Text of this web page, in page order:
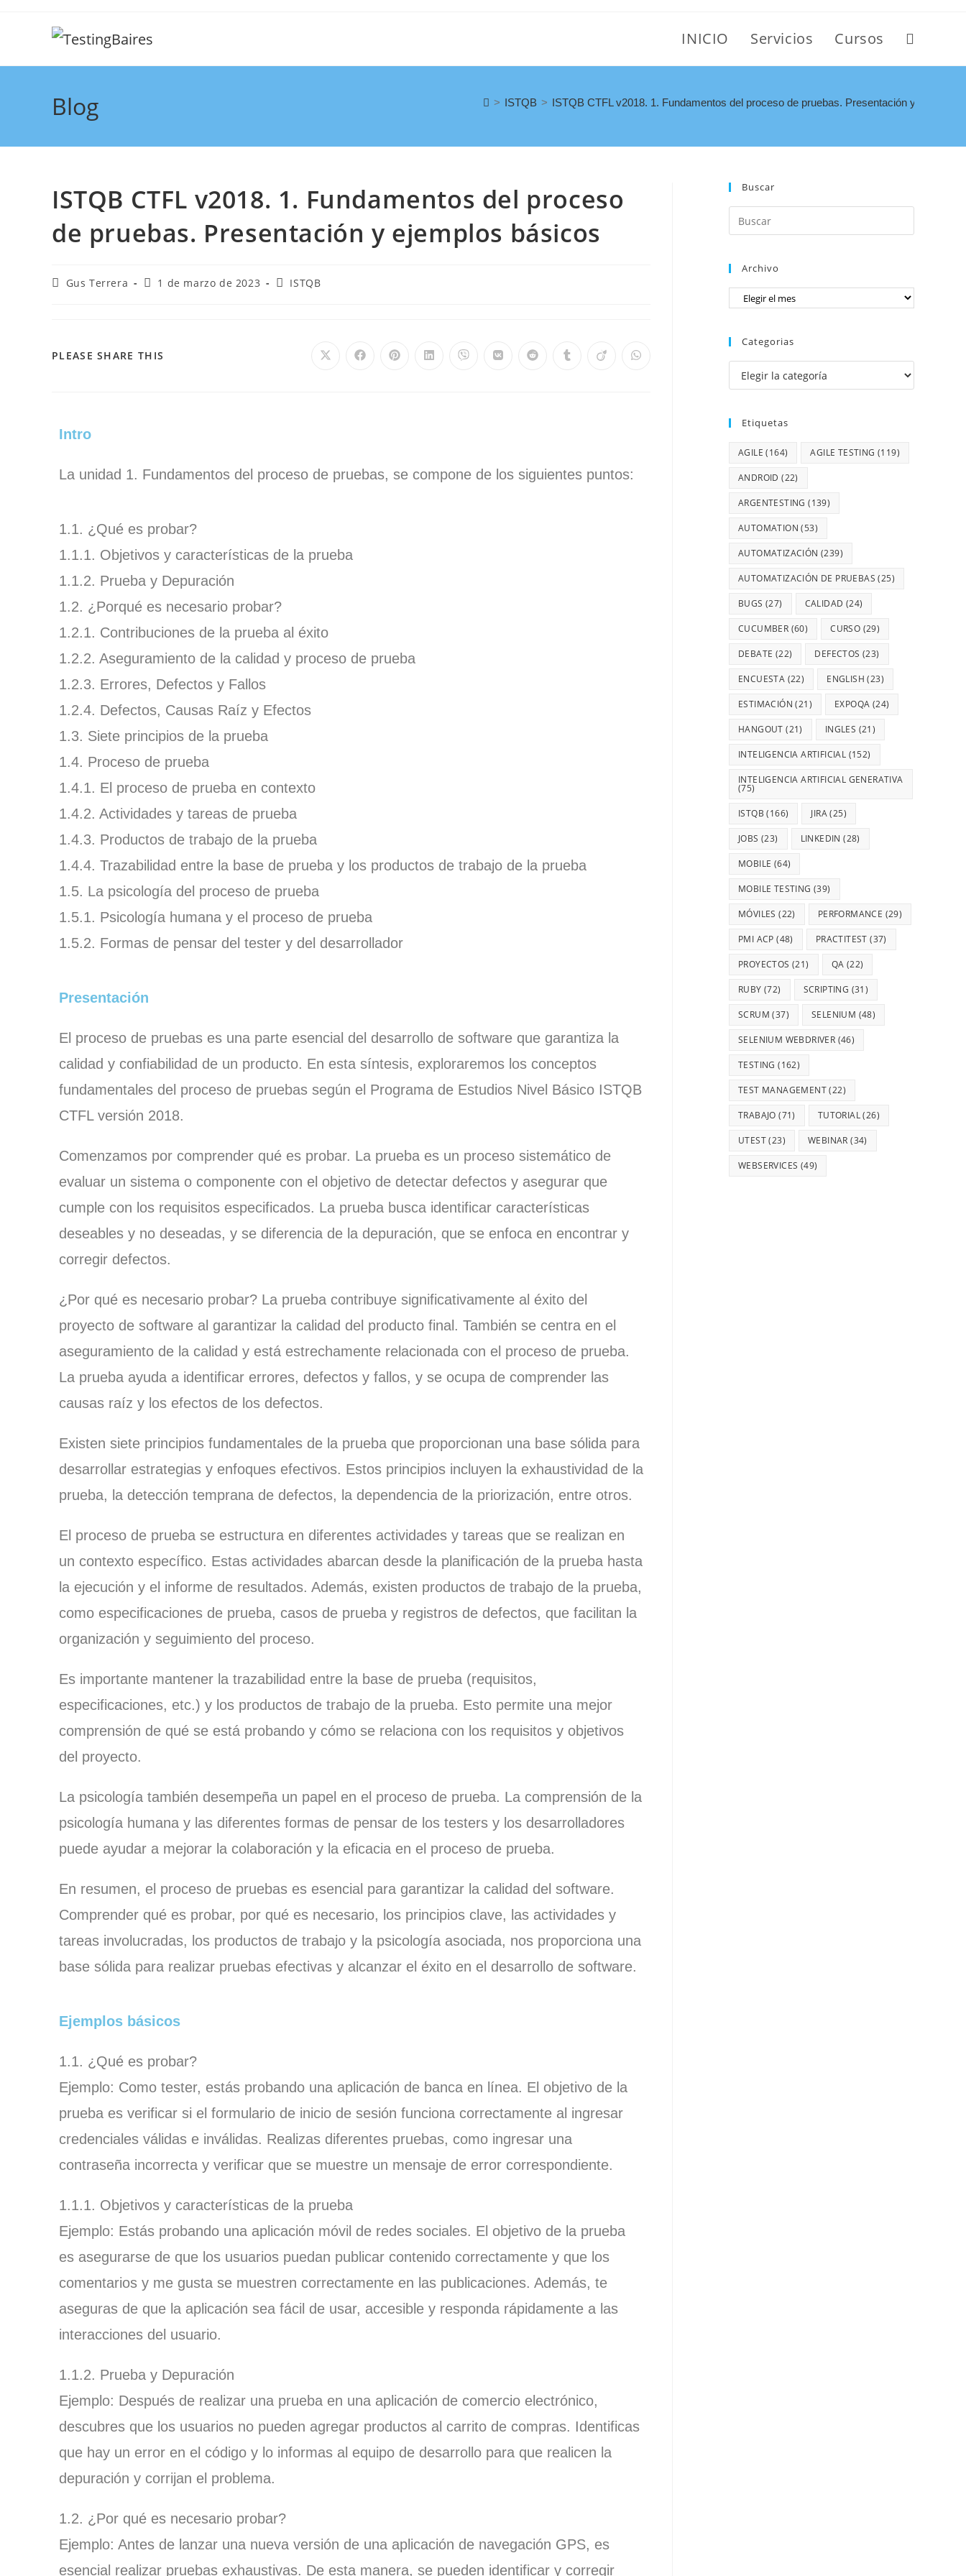
INICIO Servicios Cursos
Blog > ISTQB > ISTQB CTFL v2018. 1. Fundamentos del proceso de pruebas. Presentación y ejemplos
ISTQB CTFL v2018. 1. Fundamentos del proceso
de pruebas. Presentación y ejemplos básicos
Gus Terrera 1 de marzo de 2023 ISTQB
PLEASE SHARE THIS
Intro
La unidad 1. Fundamentos del proceso de pruebas, se compone de los siguientes puntos:
1.1. ¿Qué es probar?
1.1.1. Objetivos y características de la prueba
1.1.2. Prueba y Depuración
1.2. ¿Porqué es necesario probar?
1.2.1. Contribuciones de la prueba al éxito
1.2.2. Aseguramiento de la calidad y proceso de prueba
1.2.3. Errores, Defectos y Fallos
1.2.4. Defectos, Causas Raíz y Efectos
1.3. Siete principios de la prueba
1.4. Proceso de prueba
1.4.1. El proceso de prueba en contexto
1.4.2. Actividades y tareas de prueba
1.4.3. Productos de trabajo de la prueba
1.4.4. Trazabilidad entre la base de prueba y los productos de trabajo de la prueba
1.5. La psicología del proceso de prueba
1.5.1. Psicología humana y el proceso de prueba
1.5.2. Formas de pensar del tester y del desarrollador
Presentación
El proceso de pruebas es una parte esencial del desarrollo de software que garantiza la
calidad y confiabilidad de un producto. En esta síntesis, exploraremos los conceptos
fundamentales del proceso de pruebas según el Programa de Estudios Nivel Básico ISTQB
CTFL versión 2018.
Comenzamos por comprender qué es probar. La prueba es un proceso sistemático de
evaluar un sistema o componente con el objetivo de detectar defectos y asegurar que
cumple con los requisitos especificados. La prueba busca identificar características
deseables y no deseadas, y se diferencia de la depuración, que se enfoca en encontrar y
corregir defectos.
¿Por qué es necesario probar? La prueba contribuye significativamente al éxito del
proyecto de software al garantizar la calidad del producto final. También se centra en el
aseguramiento de la calidad y está estrechamente relacionada con el proceso de prueba.
La prueba ayuda a identificar errores, defectos y fallos, y se ocupa de comprender las
causas raíz y los efectos de los defectos.
Existen siete principios fundamentales de la prueba que proporcionan una base sólida para
desarrollar estrategias y enfoques efectivos. Estos principios incluyen la exhaustividad de la
prueba, la detección temprana de defectos, la dependencia de la priorización, entre otros.
El proceso de prueba se estructura en diferentes actividades y tareas que se realizan en
un contexto específico. Estas actividades abarcan desde la planificación de la prueba hasta
la ejecución y el informe de resultados. Además, existen productos de trabajo de la prueba,
como especificaciones de prueba, casos de prueba y registros de defectos, que facilitan la
organización y seguimiento del proceso.
Es importante mantener la trazabilidad entre la base de prueba (requisitos,
especificaciones, etc.) y los productos de trabajo de la prueba. Esto permite una mejor
comprensión de qué se está probando y cómo se relaciona con los requisitos y objetivos
del proyecto.
La psicología también desempeña un papel en el proceso de prueba. La comprensión de la
psicología humana y las diferentes formas de pensar de los testers y los desarrolladores
puede ayudar a mejorar la colaboración y la eficacia en el proceso de prueba.
En resumen, el proceso de pruebas es esencial para garantizar la calidad del software.
Comprender qué es probar, por qué es necesario, los principios clave, las actividades y
tareas involucradas, los productos de trabajo y la psicología asociada, nos proporciona una
base sólida para realizar pruebas efectivas y alcanzar el éxito en el desarrollo de software.
Ejemplos básicos
1.1. ¿Qué es probar?
Ejemplo: Como tester, estás probando una aplicación de banca en línea. El objetivo de la
prueba es verificar si el formulario de inicio de sesión funciona correctamente al ingresar
credenciales válidas e inválidas. Realizas diferentes pruebas, como ingresar una
contraseña incorrecta y verificar que se muestre un mensaje de error correspondiente.
1.1.1. Objetivos y características de la prueba
Ejemplo: Estás probando una aplicación móvil de redes sociales. El objetivo de la prueba
es asegurarse de que los usuarios puedan publicar contenido correctamente y que los
comentarios y me gusta se muestren correctamente en las publicaciones. Además, te
aseguras de que la aplicación sea fácil de usar, accesible y responda rápidamente a las
interacciones del usuario.
1.1.2. Prueba y Depuración
Ejemplo: Después de realizar una prueba en una aplicación de comercio electrónico,
descubres que los usuarios no pueden agregar productos al carrito de compras. Identificas
que hay un error en el código y lo informas al equipo de desarrollo para que realicen la
depuración y corrijan el problema.
1.2. ¿Por qué es necesario probar?
Ejemplo: Antes de lanzar una nueva versión de una aplicación de navegación GPS, es
esencial realizar pruebas exhaustivas. De esta manera, se pueden identificar y corregir
Buscar
Archivo
Categorias
Etiquetas
AGILE (164) AGILE TESTING (119)
ANDROID (22)
ARGENTESTING (139)
AUTOMATION (53)
AUTOMATIZACIÓN (239)
AUTOMATIZACIÓN DE PRUEBAS (25)
BUGS (27) CALIDAD (24)
CUCUMBER (60) CURSO (29)
DEBATE (22) DEFECTOS (23)
ENCUESTA (22) ENGLISH (23)
ESTIMACIÓN (21) EXPOQA (24)
HANGOUT (21) INGLES (21)
INTELIGENCIA ARTIFICIAL (152)
INTELIGENCIA ARTIFICIAL GENERATIVA
(75)
ISTQB (166) JIRA(25)
JOBS (23) LINKEDIN (28)
MOBILE (64)
MOBILE TESTING (39)
MÓVILES (22) PERFORMANCE (29)
PMI ACP (48) PRACTITEST (37)
PROYECTOS (21) QA (22)
RUBY (72) SCRIPTING (31)
SCRUM (37) SELENIUM (48)
SELENIUM WEBDRIVER (46)
TESTING (162)
TEST MANAGEMENT(22)
TRABAJO (71) TUTORIAL(26)
UTEST(23) WEBINAR (34)
WEBSERVICES (49)